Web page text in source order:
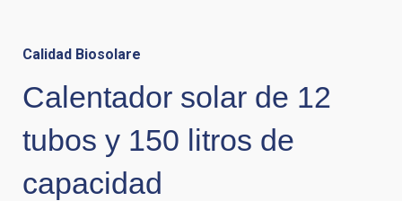
Calidad Biosolare
Calentador solar de 12
tubos y 150 litros de
capacidad